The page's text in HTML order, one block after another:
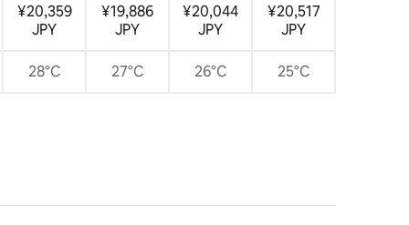
¥20,359
JPY
¥19,886
JPY
¥20,044
JPY
¥20,517
JPY
28°C 27°C 26°C 25°C